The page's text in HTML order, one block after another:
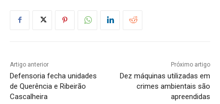
Artigo anterior
Defensoria fecha unidades
de Querência e Ribeirão
Cascalheira
Próximo artigo
Dez máquinas utilizadas em
crimes ambientais são
apreendidas